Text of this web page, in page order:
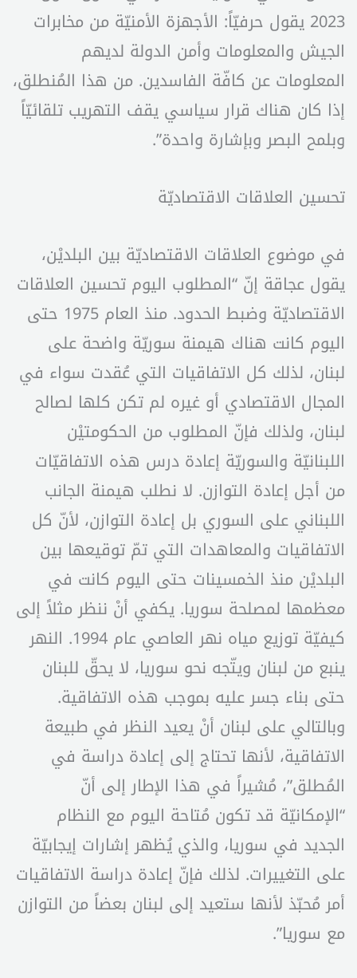
2023 يقول حرفيّاً: الأجهزة الأمنيّة من مخابرات
الجيش والمعلومات وأمن الدولة لديهم
المعلومات عن كافّة الفاسدين. من هذا المُنطلق،
إذا كان هناك قرار سياسي يقف التهريب تلقائيّاً
وبلمح البصر وبإشارة واحدة”.
تحسين العلاقات الاقتصاديّة
في موضوع العلاقات الاقتصاديّة بين البلديْن،
يقول عجاقة إنّ “المطلوب اليوم تحسين العلاقات
الاقتصاديّة وضبط الحدود. منذ العام 1975 حتى
اليوم كانت هناك هيمنة سوريّة واضحة على
لبنان، لذلك كل الاتفاقيات التي عُقدت سواء في
المجال الاقتصادي أو غيره لم تكن كلها لصالح
لبنان، ولذلك فإنّ المطلوب من الحكومتيْن
اللبنانيّة والسوريّة إعادة درس هذه الاتفاقيّات
من أجل إعادة التوازن. لا نطلب هيمنة الجانب
اللبناني على السوري بل إعادة التوازن، لأنّ كل
الاتفاقيات والمعاهدات التي تمّ توقيعها بين
البلديْن منذ الخمسينات حتى اليوم كانت في
معظمها لمصلحة سوريا. يكفي أنْ ننظر مثلاً إلى
كيفيّة توزيع مياه نهر العاصي عام 1994. النهر
ينبع من لبنان ويتّجه نحو سوريا، لا يحقّ للبنان
حتى بناء جسر عليه بموجب هذه الاتفاقية.
وبالتالي على لبنان أنْ يعيد النظر في طبيعة
الاتفاقية، لأنها تحتاج إلى إعادة دراسة في
المُطلق”، مُشيراً في هذا الإطار إلى أنّ
“الإمكانيّة قد تكون مُتاحة اليوم مع النظام
الجديد في سوريا، والذي يُظهر إشارات إيجابيّة
على التغييرات. لذلك فإنّ إعادة دراسة الاتفاقيات
أمر مُحبّذ لأنها ستعيد إلى لبنان بعضاً من التوازن
مع سوريا”.